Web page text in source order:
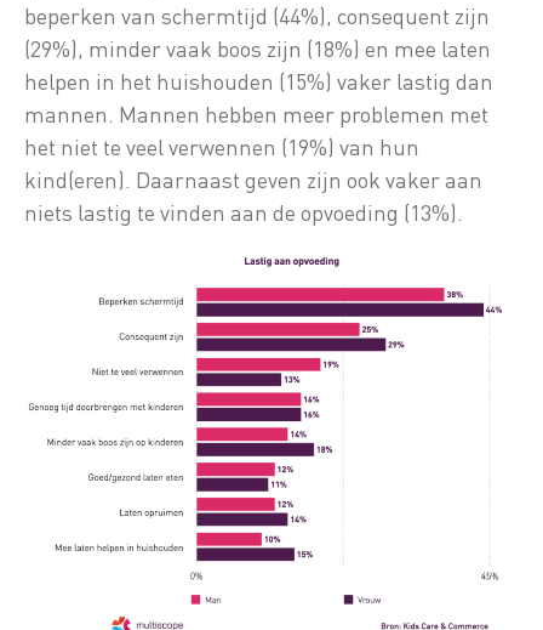
beperken van schermtijd (44%), consequent zijn
(29%), minder vaak boos zijn (18%) en mee laten
helpen in het huishouden (15%) vaker lastig dan
mannen. Mannen hebben meer problemen met
het niet te veel verwennen (19%) van hun
kind(eren). Daarnaast geven zijn ook vaker aan
niets lastig te vinden aan de opvoeding (13%).